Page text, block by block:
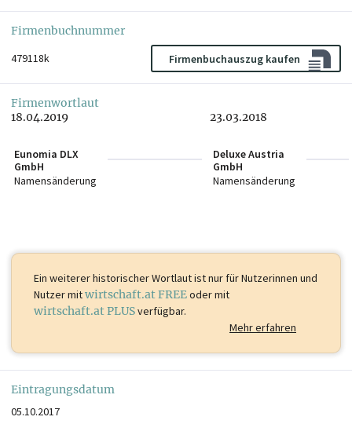
Firmenbuchnummer
479118k
Firmenbuchauszug kaufen
Firmenwortlaut
18.04.2019
Eunomia DLX
GmbH
Namensänderung
23.03.2018
Deluxe Austria
GmbH
Namensänderung
Ein weiterer historischer Wortlaut istnur für Nutzerinnen und
Nutzer mitwirtschaft.at FREEoder mit
wirtschaft.at PLUSverfügbar.
Mehr erfahren
Eintragungsdatum
05.10.2017